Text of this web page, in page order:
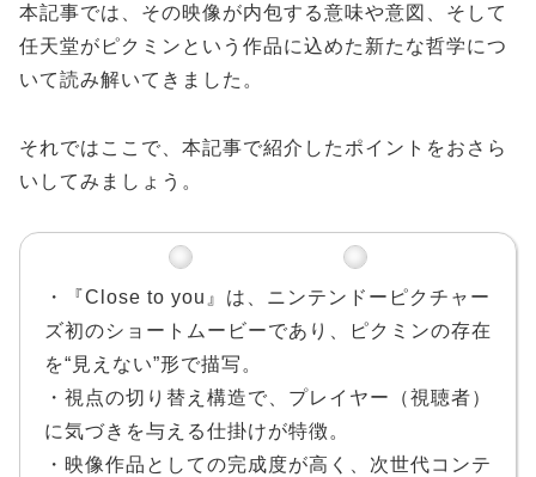
本記事では、その映像が内包する意味や意図、そして
任天堂がピクミンという作品に込めた新たな哲学につ
いて読み解いてきました。
それではここで、本記事で紹介したポイントをおさら
いしてみましょう。
・『Close to you』は、ニンテンドーピクチャー
ズ初のショートムービーであり、ピクミンの存在
を“見えない”形で描写。
・視点の切り替え構造で、プレイヤー（視聴者）
に気づきを与える仕掛けが特徴。
・映像作品としての完成度が高く、次世代コンテ